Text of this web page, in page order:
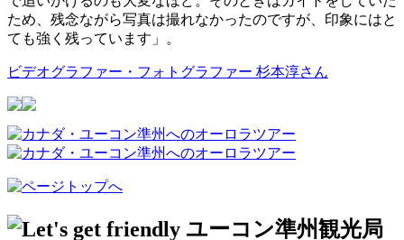
ため、残念ながら写真は撮れなかったのですが、印象にはと
ても強く残っています」。
ビデオグラファー・フォトグラファー 杉本淳さん